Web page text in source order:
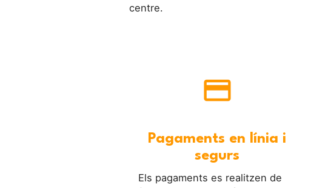
centre.
credit_card
Pagaments en línia i
segurs
Els pagaments es realitzen de